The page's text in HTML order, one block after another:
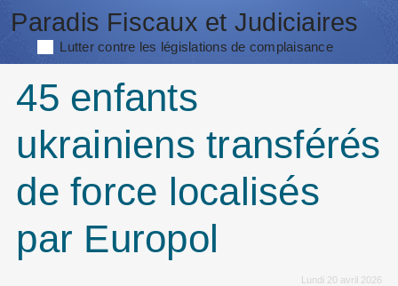
Paradis Fiscaux et Judiciaires
Lutter contre les législations de complaisance
45 enfants
ukrainiens transférés
de force localisés
par Europol
Lundi 20 avril 2026